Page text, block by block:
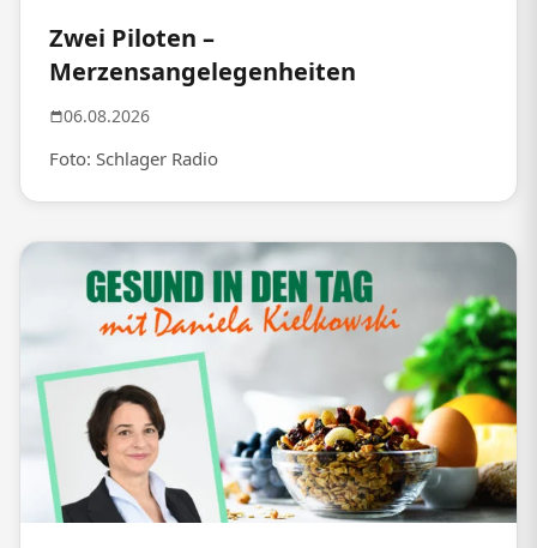
Zwei Piloten –
Merzensangelegenheiten
06.08.2026
Foto: Schlager Radio